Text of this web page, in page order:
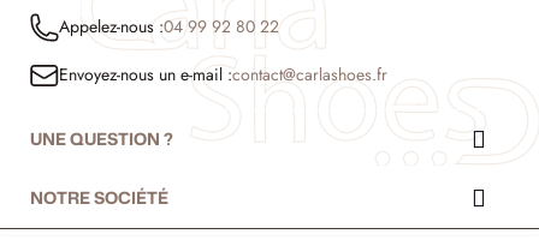
Appelez-nous :04 99 92 80 22
Envoyez-nous un e-mail :contact@carlashoes.fr
UNE QUESTION ?
NOTRE SOCIÉTÉ